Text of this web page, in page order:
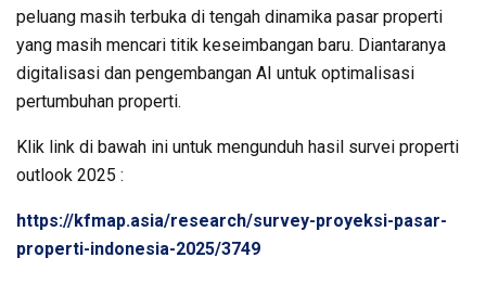
peluang masih terbuka di tengah dinamika pasar properti
yang masih mencari titik keseimbangan baru. Diantaranya
digitalisasi dan pengembangan AI untuk optimalisasi
pertumbuhan properti.
Klik link di bawah ini untuk mengunduh hasil survei properti
outlook 2025 :
https://kfmap.asia/research/survey-proyeksi-pasar-
properti-indonesia-2025/3749